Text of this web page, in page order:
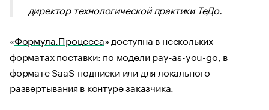
директор технологической практики ТеДо.
«Формула.Процесса» доступна в нескольких
форматах поставки: по модели pay-as-you-go, в
формате SaaS-подписки или для локального
развертывания в контуре заказчика.